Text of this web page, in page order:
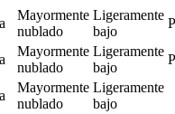
Mayormente
nublado
Ligeramente
bajo
Mayormente
nublado
Ligeramente
bajo
Mayormente
nublado
Ligeramente
bajo